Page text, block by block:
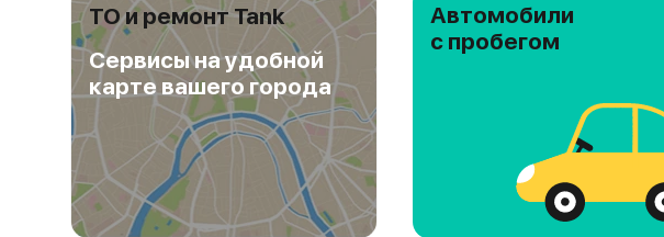
ТО и ремонт Tank
Сервисы на удобной
карте вашего города
Автомобили
с пробегом